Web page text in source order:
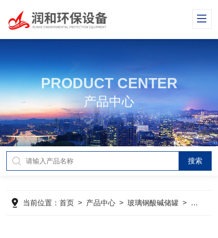
PRODUCT CENTER
产品中心
当前位置：首页 > 产品中心 >玻璃钢酸碱储罐 > 玻璃钢